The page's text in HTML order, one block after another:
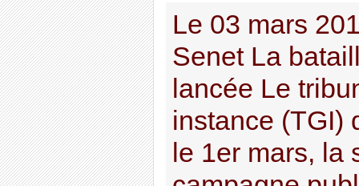
Le 03 mars
Senet La
lancée Le
instance (TGI)
le 1er mars, la